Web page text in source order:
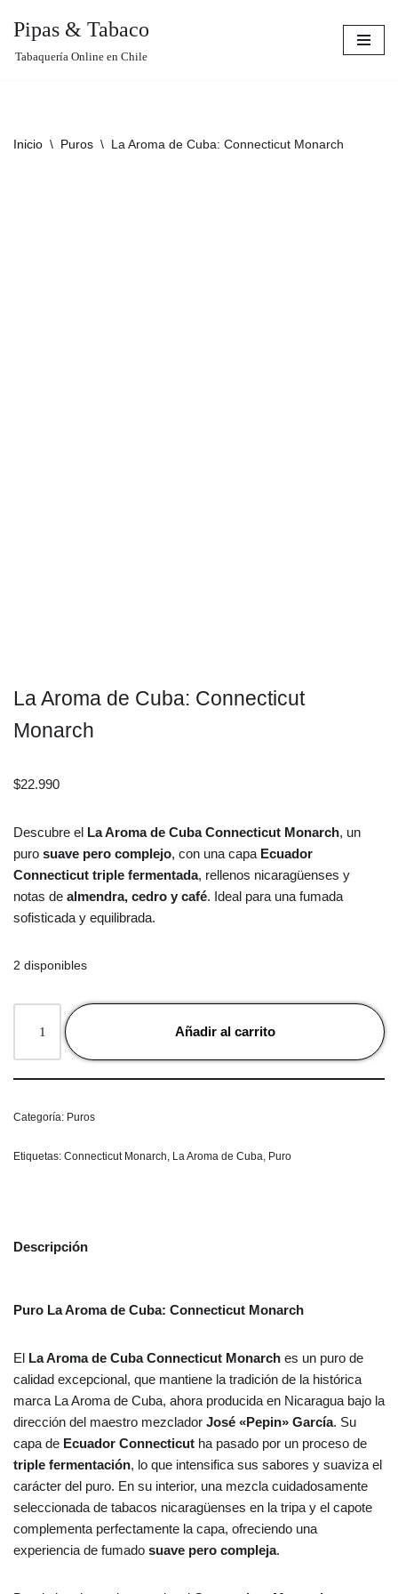
Pipas & Tabaco
Tabaquería Online en Chile
Inicio \ Puros \ La Aroma de Cuba: Connecticut Monarch
La Aroma de Cuba: Connecticut
Monarch
$22.990
Descubre el La Aroma de Cuba Connecticut Monarch, un
puro suave pero complejo, con una capa Ecuador
Connecticut triple fermentada, rellenos nicaragüenses y
notas de almendra, cedro y café. Ideal para una fumada
sofisticada y equilibrada.
2 disponibles
Añadir al carrito
Categoría: Puros
Etiquetas: Connecticut Monarch, La Aroma de Cuba, Puro
Descripción
Puro La Aroma de Cuba: Connecticut Monarch
El La Aroma de Cuba Connecticut Monarch es un puro de
calidad excepcional, que mantiene la tradición de la histórica
marca La Aroma de Cuba, ahora producida en Nicaragua bajo la
dirección del maestro mezclador José «Pepin» García. Su
capa de Ecuador Connecticut ha pasado por un proceso de
triple fermentación, lo que intensifica sus sabores y suaviza el
carácter del puro. En su interior, una mezcla cuidadosamente
seleccionada de tabacos nicaragüenses en la tripa y el capote
complementa perfectamente la capa, ofreciendo una
experiencia de fumado suave pero compleja.